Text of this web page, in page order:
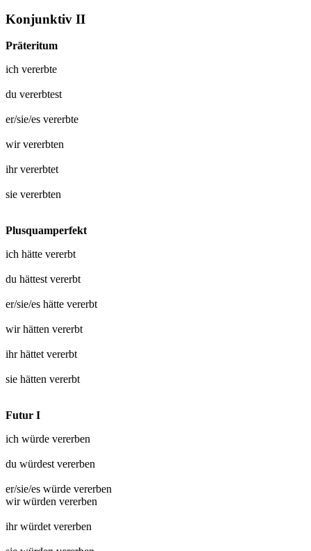
Konjunktiv II
Präteritum
ich vererbte
du vererbtest
er/sie/es vererbte
wirvererbten
ihrvererbtet
sie vererbten
Plusquamperfekt
ich hätte vererbt
du hättestvererbt
er/sie/es hätte vererbt
wir hätten vererbt
ihr hättetvererbt
sie hätten vererbt
Futur I
ich würde vererben
du würdestvererben
er/sie/es würde vererben
wir würden vererben
ihr würdetvererben